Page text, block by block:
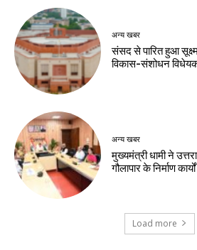
अन्य खबर
संसद से पारित हुआ
विकास-संशोधन
अन्य खबर
मुख्यमंत्री धामी ने
गौलापार के निर्माण
Load more